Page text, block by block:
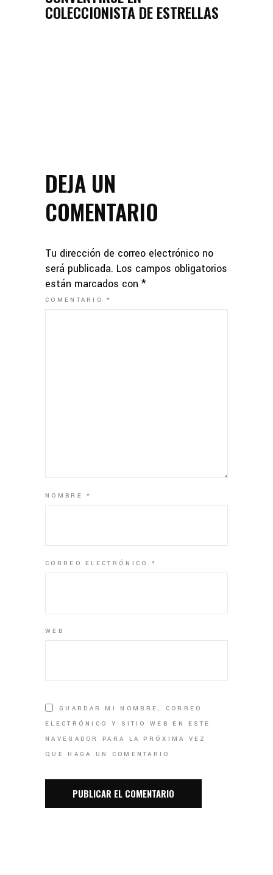
COLECCIONISTA DE ESTRELLAS
DEJA UN
COMENTARIO
Tu dirección de correo electrónico no
será publicada. Los campos obligatorios
están marcados con *
COMENTARIO*
NOMBRE*
CORREO ELECTRÓNICO *
WEB
GUARDAR MI NOMBRE, CORREO
ELECTRÓNICO Y SITIO WEB EN ESTE
NAVEGADOR PARA LA PRÓXIMA VEZ
QUE HAGA UN COMENTARIO.